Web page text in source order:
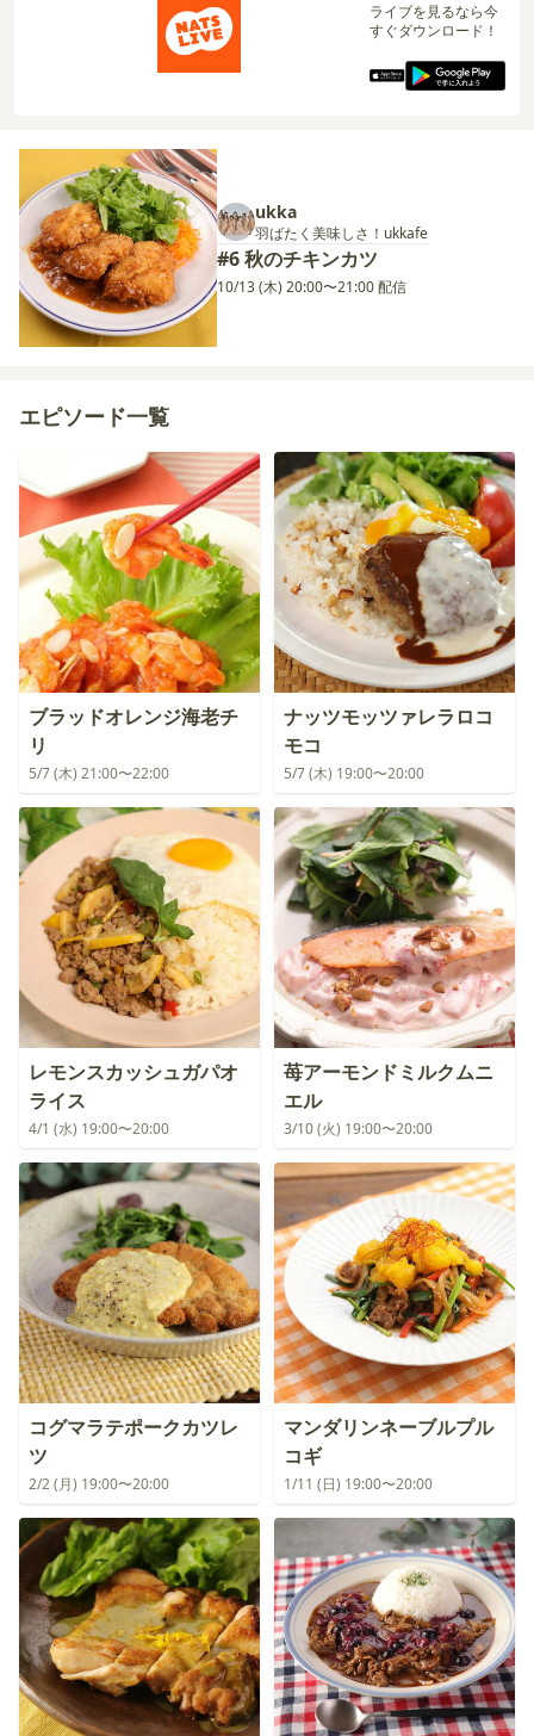
ライブを見るなら今
すぐダウンロード！
ukka
羽ばたく美味しさ！ukkafe
#6 秋のチキンカツ
10/13 (木) 20:00〜21:00 配信
エピソード一覧
ブラッドオレンジ海老チ
リ
5/7 (木) 21:00〜22:00
ナッツモッツァレラロコ
モコ
5/7 (木) 19:00〜20:00
レモンスカッシュガパオ
ライス
4/1 (水) 19:00〜20:00
苺アーモンドミルクムニ
エル
3/10 (火) 19:00〜20:00
コグマラテポークカツレ
ツ
2/2 (月) 19:00〜20:00
マンダリンネーブルプル
コギ
1/11 (日) 19:00〜20:00